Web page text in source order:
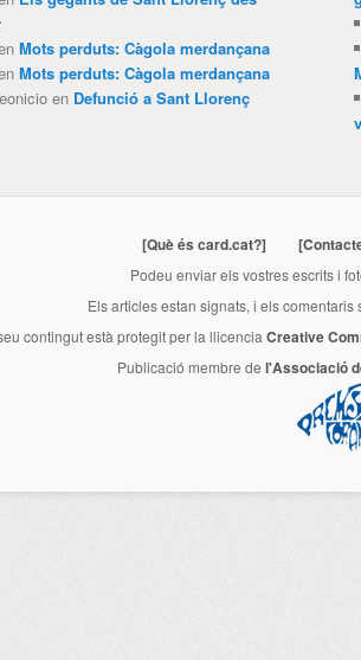
Mots perduts: Càgola merdançana
Mots perduts: Càgola merdançana
en Defunció a Sant Llorenç
[Què és card.cat?]
Podeu enviar els vostres escrits i
Els articles estan signats, i els
contingut està protegit per la llicencia Creative
Publicació membre de l'Associació